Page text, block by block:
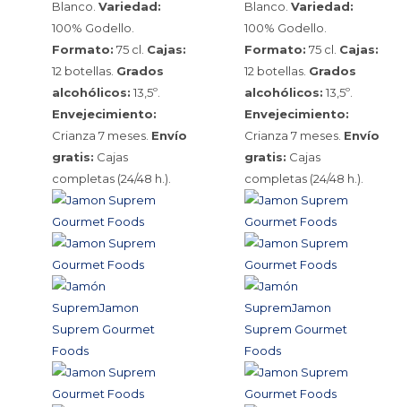
Blanco.Variedad:
100% Godello.
Formato: 75 cl. Cajas:
12 botellas. Grados
alcohólicos: 13,5º.
Envejecimiento:
Crianza 7 meses. Envío
gratis: Cajas
completas (24/48 h.).
Blanco.Variedad:
100% Godello.
Formato: 75 cl. Cajas:
12 botellas. Grados
alcohólicos: 13,5º.
Envejecimiento:
Crianza 7 meses. Envío
gratis: Cajas
completas (24/48 h.).